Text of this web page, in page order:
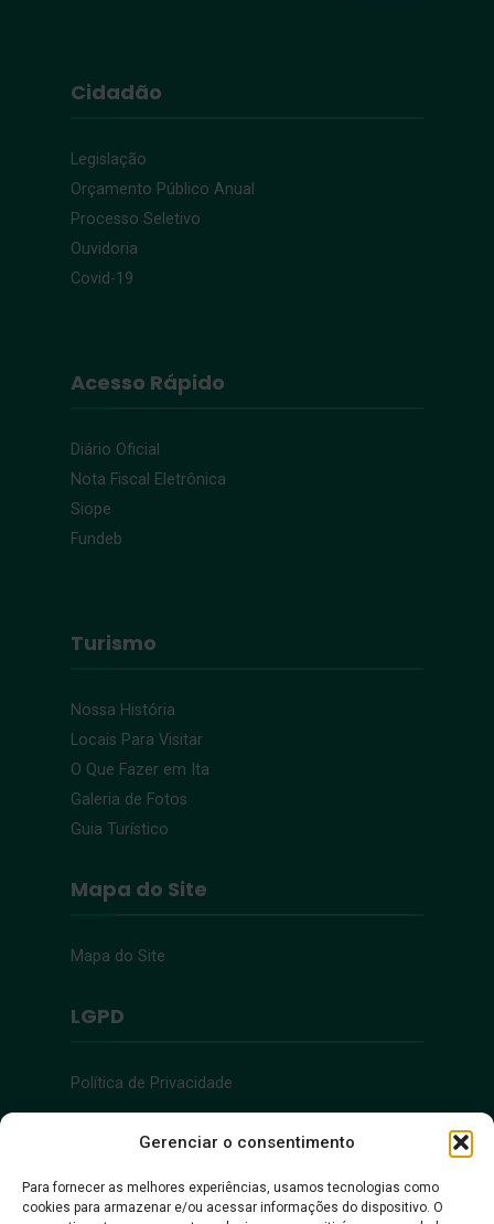
Gerenciar o consentimento
Para fornecer as melhores experiências, usamos tecnologias como
cookies para armazenar e/ou acessar informações do dispositivo. O
Cidadão
Legislação
Orçamento Público Anual
Processo Seletivo
Ouvidoria
Covid-19
Acesso Rápido
Diário Oficial
Nota Fiscal Eletrônica
Siope
Fundeb
Turismo
Nossa História
Locais Para Visitar
O Que Fazer em Ita
Galeria de Fotos
Guia Turístico
Mapa do Site
Mapa do Site
LGPD
Política de Privacidade
Acessibilidade
Acessibilidade